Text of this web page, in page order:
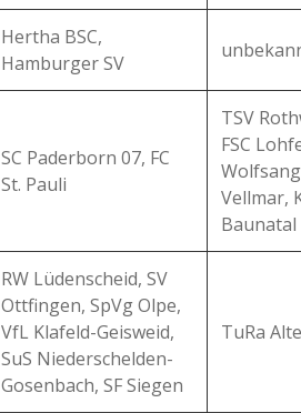
Hertha BSC,
Hamburger SV
SC Paderborn 07, FC
St. Pauli
TSV
FSC
Vellmar,
Baunatal
RW Lüdenscheid, SV
Ottfingen, SpVg Olpe,
VfL Klafeld-Geisweid,
SuS Niederschelden-
Gosenbach, SF Siegen
TuRa